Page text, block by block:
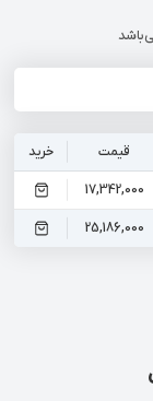
قیمت خرید
17,342,000
25,186,000